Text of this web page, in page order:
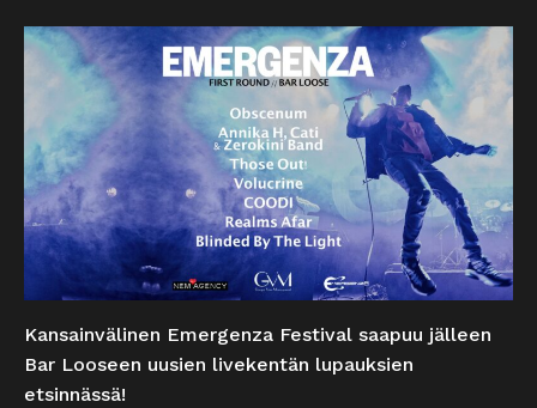
Kansainvälinen Emergenza Festival saapuu jälleen
Bar Looseen uusien livekentän lupauksien
etsinnässä!